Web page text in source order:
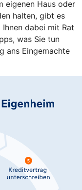
eigenen Haus oder
halten, gibt es
dabei mit Rat
was Sie tun
ans Eingemachte